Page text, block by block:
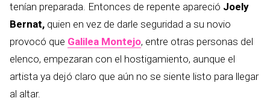
tenían preparada. Entonces de repente apareció Joely
Bernat, quien en vez de darle seguridad a su novio
provocó que Galilea Montejo, entre otras personas del
elenco, empezaran con el hostigamiento, aunque el
artista ya dejó claro que aún no se siente listo para llegar
al altar.